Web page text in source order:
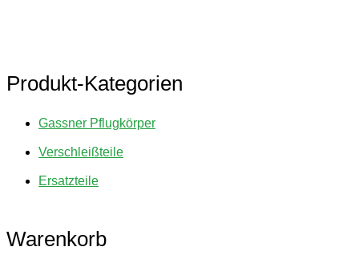
Produkt-Kategorien
Gassner Pflugkörper
Verschleißteile
Ersatzteile
Warenkorb